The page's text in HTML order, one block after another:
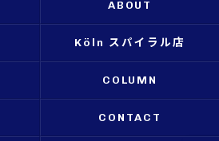
ABOUT
Köln スパイラル店
COLUMN
CONTACT